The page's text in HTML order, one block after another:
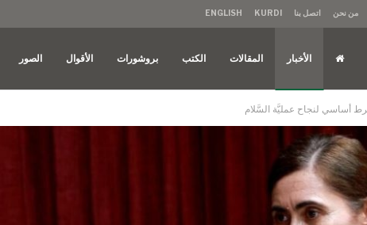
من نحن اتصل بنا KURDI
ENGLISH
الأخبار المقالات الكتب بروشورات الأقوال الصور
أساسي لنجاح عمليَّة السَّلام